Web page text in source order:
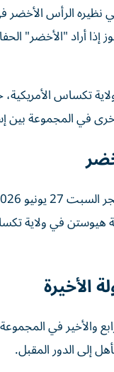
الرأس الأخضر في
تكساس
في المجموعة بين
في ولاية
الأخيرة
والأخير في
إلى الدور المقبل.